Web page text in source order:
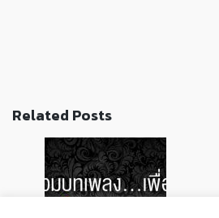
Related Posts